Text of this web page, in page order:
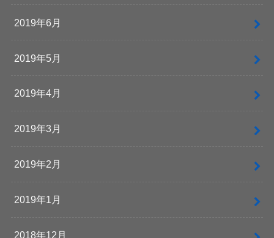
2019年6月
2019年5月
2019年4月
2019年3月
2019年2月
2019年1月
2018年12月